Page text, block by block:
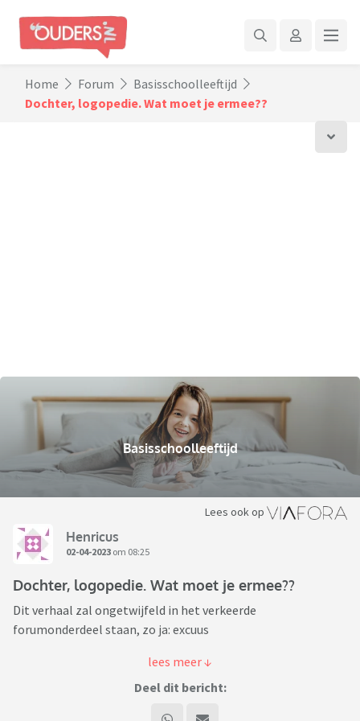
Home Forum
Basisschoolleeftijd
Dochter, logopedie. Wat moet je ermee??
Basisschoolleeftijd
Lees ook op
Henricus
02-04-2023 om 08:25
Dochter, logopedie. Wat moet je ermee??
Dit verhaal zal ongetwijfeld in het verkeerde
forumonderdeel staan, zo ja: excuus
Onze dochter, 4,5 jaar, heeft een kleine "historie" waar
derden meer moeite mee hebben dan ik.
Deel dit bericht: